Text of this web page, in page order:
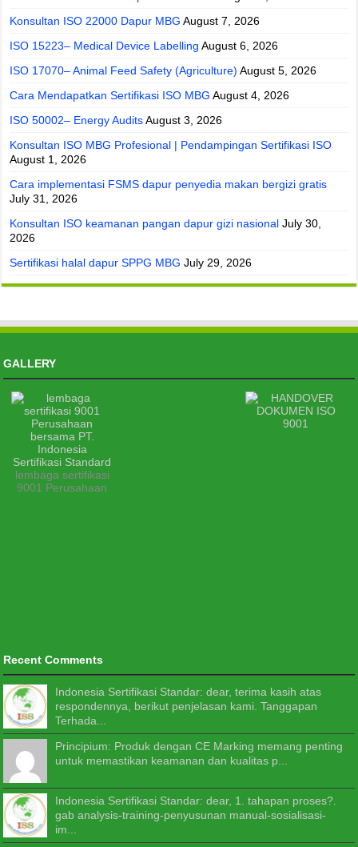
Konsultan ISO 22000 Dapur MBG August 7, 2026
ISO 15223– Medical Device Labelling August 6, 2026
ISO 17070– Animal Feed Safety (Agriculture) August 5, 2026
Cara Mendapatkan Sertifikasi ISO MBG August 4, 2026
ISO 50002– Energy Audits August 3, 2026
Konsultan ISO MBG Profesional | Pendampingan Sertifikasi ISO
August 1, 2026
Cara implementasi FSMS dapur penyedia makan bergizi gratis
July 31, 2026
Konsultan ISO keamanan pangan dapur gizi nasional July 30,
2026
Sertifikasi halal dapur SPPG MBG July 29, 2026
GALLERY
lembaga sertifikasi
9001 Perusahaan
Recent Comments
Indonesia Sertifikasi Standar: dear, terima kasih atas
respondennya, berikut penjelasan kami. Tanggapan
Terhada...
Principium: Produk dengan CE Marking memang penting
untuk memastikan keamanan dan kualitas p...
Indonesia Sertifikasi Standar: dear, 1. tahapan proses?.
gab analysis-training-penyusunan manual-sosialisasi-
im...